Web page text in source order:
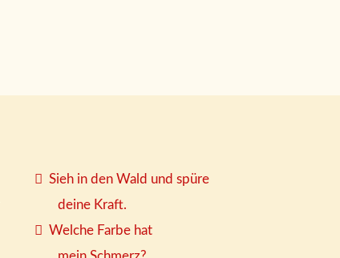
Sieh in den Wald und spüre
deine Kraft.
Welche Farbe hat